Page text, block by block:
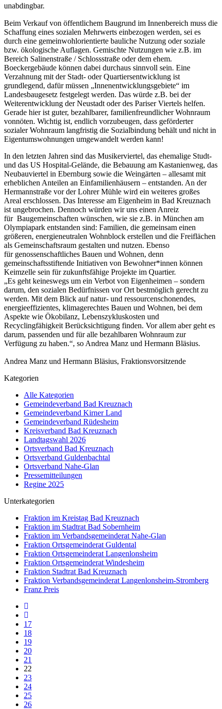
unabdingbar.
Beim Verkauf von öffentlichem Baugrund im Innenbereich muss die
Schaffung eines sozialen Mehrwerts einbezogen werden, sei es
durch eine gemeinwohlorientierte bauliche Nutzung oder soziale
bzw. ökologische Auflagen. Gemischte Nutzungen wie z.B. im
Bereich Salinenstraße / Schlossstraße oder dem ehem.
Boeckergebäude können dabei durchaus sinnvoll sein. Eine
Verzahnung mit der Stadt- oder Quartiersentwicklung ist
grundlegend, dafür müssen „Innenentwicklungsgebiete“ im
Landesbaugesetz festgelegt werden. Das würde z.B. bei der
Weiterentwicklung der Neustadt oder des Pariser Viertels helfen.
Gerade hier ist guter, bezahlbarer, familienfreundlicher Wohnraum
vonnöten. Wichtig ist, endlich vorzubeugen, dass geförderter
sozialer Wohnraum langfristig die Sozialbindung behält und nicht in
Eigentumswohnungen umgewandelt werden kann!
In den letzten Jahren sind das Musikerviertel, das ehemalige Studt-
und das US Hospital-Gelände, die Bebauung am Kastanienweg, das
Neubauviertel in Ebernburg sowie die Weingärten – allesamt mit
erheblichen Anteilen an Einfamilienhäusern – entstanden. An der
Hermannstraße vor der Lohrer Mühle wird ein weiteres großes
Areal erschlossen. Das Interesse am Eigenheim in Bad Kreuznach
ist ungebrochen. Dennoch würden wir uns einen Anreiz
für Baugemeinschaften wünschen, wie sie z.B. in München am
Olympiapark entstanden sind: Familien, die gemeinsam einen
größeren, energieneutralen Wohnblock erstellen und die Freiflächen
als Gemeinschaftsraum gestalten und nutzen. Ebenso
für genossenschaftliches Bauen und Wohnen, denn
gemeinschaftsstiftende Initiativen von Bewohner*innen können
Keimzelle sein für zukunftsfähige Projekte im Quartier.
„Es geht keineswegs um ein Verbot von Eigenheimen – sondern
darum, den sozialen Bedürfnissen vor Ort bestmöglich gerecht zu
werden. Mit dem Blick auf natur- und ressourcenschonendes,
energieeffizientes, klimagerechtes Bauen und Wohnen, bei dem
Aspekte wie Ökobilanz, Lebenszykluskosten und
Recyclingfähigkeit Berücksichtigung finden. Vor allem aber geht es
darum, passenden und für alle bezahlbaren Wohnraum zur
Verfügung zu haben.“, so Andrea Manz und Hermann Bläsius.
Andrea Manz und Hermann Bläsius, Fraktionsvorsitzende
Kategorien
Alle Kategorien
Gemeindeverband Bad Kreuznach
Gemeindeverband Kirner Land
Gemeindeverband Rüdesheim
Kreisverband Bad Kreuznach
Landtagswahl 2026
Ortsverband Bad Kreuznach
Ortsverband Guldenbachtal
Ortsverband Nahe-Glan
Pressemitteilungen
Regine 2025
Unterkategorien
Fraktion im Kreistag Bad Kreuznach
Fraktion im Stadtrat Bad Sobernheim
Fraktion im Verbandsgemeinderat Nahe-Glan
Fraktion Ortsgemeinderat Guldental
Fraktion Ortsgemeinderat Langenlonsheim
Fraktion Ortsgemeinderat Windesheim
Fraktion Stadtrat Bad Kreuznach
Fraktion Verbandsgemeinderat Langenlonsheim-Stromberg
Franz Preis
17
18
19
20
21
22
23
24
25
26